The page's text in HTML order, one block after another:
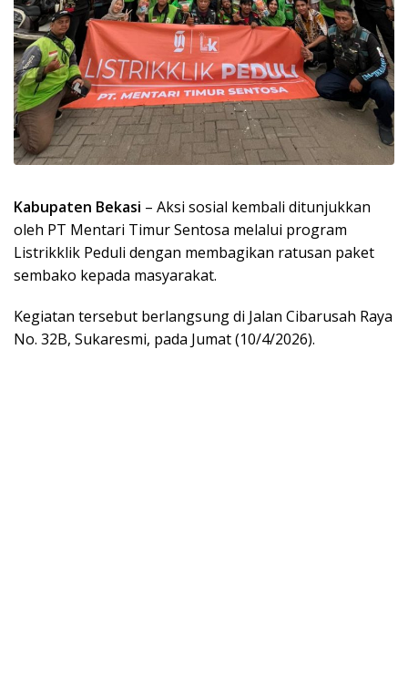
Kabupaten Bekasi – Aksi sosial kembali ditunjukkan
oleh PT Mentari Timur Sentosa melalui program
Listrikklik Peduli dengan membagikan ratusan paket
sembako kepada masyarakat.
Kegiatan tersebut berlangsung di Jalan Cibarusah Raya
No. 32B, Sukaresmi, pada Jumat (10/4/2026).